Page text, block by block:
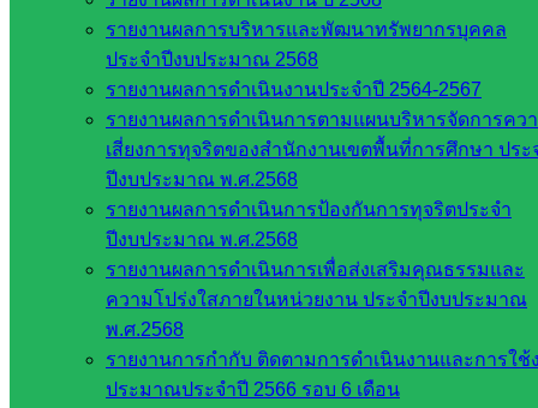
รายงานผลการบริหารและพัฒนาทรัพยากรบุคคล
ประจำปีงบประมาณ 2568
รายงานผลการดำเนินงานประจำปี 2564-2567
รายงานผลการดำเนินการตามแผนบริหารจัดการคว
เสี่ยงการทุจริตของสำนักงานเขตพื้นที่การศึกษา ประ
ปีงบประมาณ พ.ศ.2568
รายงานผลการดำเนินการป้องกันการทุจริตประจำ
ปีงบประมาณ พ.ศ.2568
รายงานผลการดำเนินการเพื่อส่งเสริมคุณธรรมและ
ความโปร่งใสภายในหน่วยงาน ประจำปีงบประมาณ
พ.ศ.2568
รายงานการกำกับ ติดตามการดำเนินงานและการใช้
ประมาณประจำปี 2566 รอบ 6 เดือน
กลาง
สำนักงาน
ส.ก.ส.ค
หน่วยงาน
ในจังหวัด
สระแก้ว
จังหวัด
สระแก้ว
องค์การ
บริหาร